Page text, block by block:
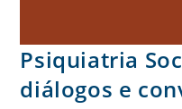
Psiquiatria
diálogos e